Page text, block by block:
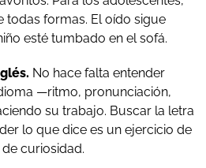
todas formas. El oído sigue
esté tumbado en el sofá.
No hace falta entender
—ritmo, pronunciación,
su trabajo. Buscar la letra
lo que dice es un ejercicio de
curiosidad.